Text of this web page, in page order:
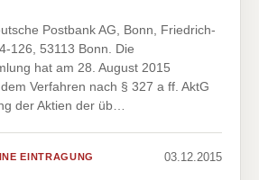
Postbank AG, Bonn, Friedrich-
126, 53113 Bonn. Die
hat am 28. August 2015
Verfahren nach § 327 a ff. AktG
der Aktien der üb…
EINTRAGUNG 03.12.2015